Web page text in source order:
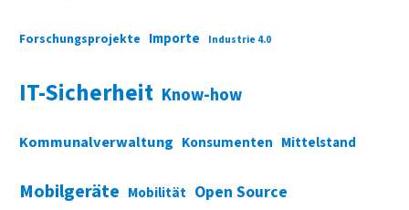
Forschungsprojekte Importe Industrie 4.0
IT-Sicherheit Know-how
Kommunalverwaltung Konsumenten Mittelstand
Mobilgeräte Mobilität Open Source